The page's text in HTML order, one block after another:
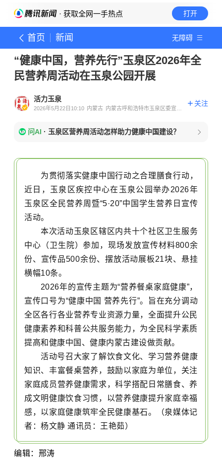
· 获取全网一手热点 打开
首页 新闻 无障碍
“健康中国，营养先行”玉泉区2026年全
民营养周活动在玉泉公园开展
活力玉泉
2026年5月22日10:10 内蒙古 内蒙古呼和浩特市玉泉区委宣传
关注
问AI · 玉泉区营养周活动怎样助力健康中国建设？
为贯彻落实健康中国行动之合理膳食行动，
近日，玉泉区疾控中心在玉泉公园举办2026年
玉泉区全民营养周暨“5·20”中国学生营养日宣传
活动。
本次活动玉泉区辖区内共十个社区卫生服务
中心（卫生院）参加，现场发放宣传材料800余
份、宣传品500余份、摆放活动展板21块、悬挂
横幅10条。
2026年的宣传主题为“营养餐桌家庭健康”，
宣传口号为“健康中国 营养先行”。旨在充分调动
全区各行各业营养专业资源力量，全面提升公民
健康素养和科普公共服务能力，为全民科学素质
提高和健康中国、健康内蒙古建设做贡献。
活动号召大家了解饮食文化、学习营养健康
知识、丰富餐桌营养，鼓励以家庭为单位，关注
家庭成员营养健康需求，科学搭配日常膳食、养
成文明健康饮食习惯，以营养健康提升家庭幸福
感，以家庭健康筑牢全民健康基石。（泉媒体记
者：杨文静 通讯员：王艳茹）
编辑：邢涛